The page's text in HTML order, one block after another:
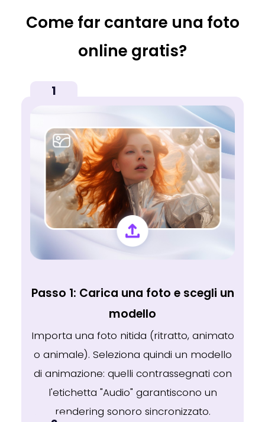
Come far cantare una foto
online gratis?
1
Passo 1: Carica una foto e scegli un
modello
Importa una foto nitida (ritratto, animato
o animale). Seleziona quindi un modello
di animazione: quelli contrassegnati con
l'etichetta "Audio" garantiscono un
rendering sonoro sincronizzato.